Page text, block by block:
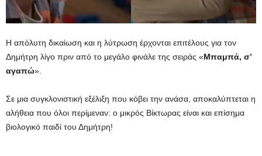
Η απόλυτη δικαίωση και η λύτρωση έρχονται επιτέλους για τον
Δημήτρη λίγο πριν από το μεγάλο φινάλε της σειράς «Μπαμπά, σ’
αγαπώ».
Σε μια συγκλονιστική εξέλιξη που κόβει την ανάσα, αποκαλύπτεται η
αλήθεια που όλοι περίμεναν: ο μικρός Βίκτωρας είναι και επίσημα
βιολογικό παιδί του Δημήτρη!